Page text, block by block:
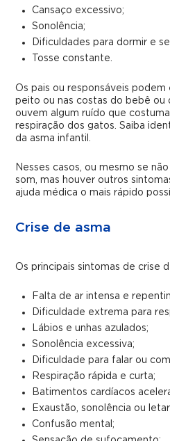
Cansaço excessivo;
Sonolência;
Dificuldades para dormir e
Tosse constante.
Os pais ou responsáveis
peito ou nas costas do bebê ou
ouvem algum ruído que
respiração dos gatos. Saiba
da asma infantil.
Nesses casos, ou mesmo se
som, mas houver outros
ajuda médica o mais rápido
Crise de asma
Os principais sintomas de crise
Falta de ar intensa e
Dificuldade extrema para
Lábios e unhas azulados;
Sonolência excessiva;
Dificuldade para falar ou
Respiração rápida e curta;
Batimentos cardíacos
Exaustão, sonolência ou
Confusão mental;